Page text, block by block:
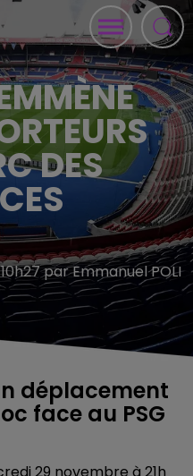
DES
par Emmanuel POLI
déplacement
face au PSG